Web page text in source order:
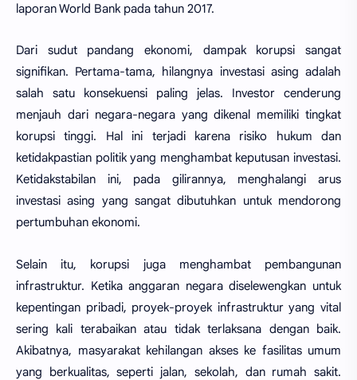
laporan World Bank pada tahun 2017.
Dari sudut pandang ekonomi, dampak korupsi sangat
signifikan. Pertama-tama, hilangnya investasi asing adalah
salah satu konsekuensi paling jelas. Investor cenderung
menjauh dari negara-negara yang dikenal memiliki tingkat
korupsi tinggi. Hal ini terjadi karena risiko hukum dan
ketidakpastian politik yang menghambat keputusan investasi.
Ketidakstabilan ini, pada gilirannya, menghalangi arus
investasi asing yang sangat dibutuhkan untuk mendorong
pertumbuhan ekonomi.
Selain itu, korupsi juga menghambat pembangunan
infrastruktur. Ketika anggaran negara diselewengkan untuk
kepentingan pribadi, proyek-proyek infrastruktur yang vital
sering kali terabaikan atau tidak terlaksana dengan baik.
Akibatnya, masyarakat kehilangan akses ke fasilitas umum
yang berkualitas, seperti jalan, sekolah, dan rumah sakit.